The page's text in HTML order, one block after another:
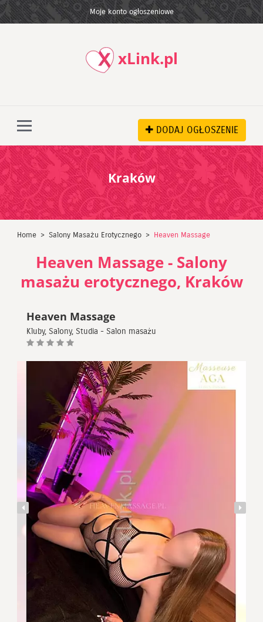
Moje konto ogłoszeniowe
xLink.pl
DODAJ OGŁOSZENIE
Kraków
Home Salony Masażu Erotycznego Heaven Massage
Heaven Massage - Salony
masażu erotycznego, Kraków
Heaven Massage
Kluby, Salony, Studia - Salon masażu